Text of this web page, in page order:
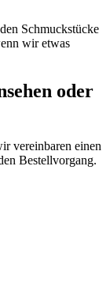
Schmuckstücke
wir etwas
oder
vereinbaren einen
Bestellvorgang.